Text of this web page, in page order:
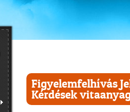
Figyelemfelhívás
Kérdések